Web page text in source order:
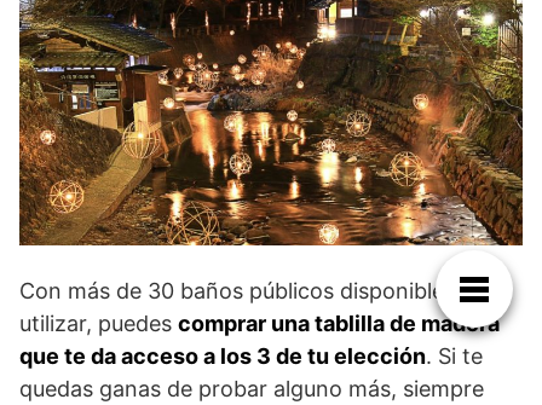
Con más de 30 baños públicos disponibles para
utilizar, puedes comprar una tablilla de madera
que te da acceso a los 3 de tu elección. Si te
quedas ganas de probar alguno más, siempre